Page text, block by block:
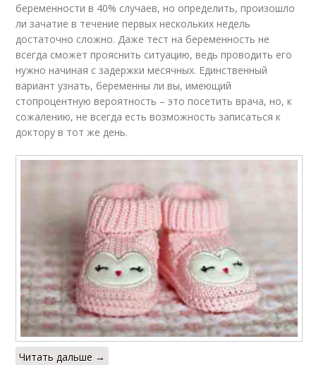
беременности в 40% случаев, но определить, произошло
ли зачатие в течение первых нескольких недель
достаточно сложно. Даже тест на беременность не
всегда сможет прояснить ситуацию, ведь проводить его
нужно начиная с задержки месячных. Единственный
вариант узнать, беременны ли вы, имеющий
стопроцентную вероятность – это посетить врача, но, к
сожалению, не всегда есть возможность записаться к
доктору в тот же день.
Читать дальше →